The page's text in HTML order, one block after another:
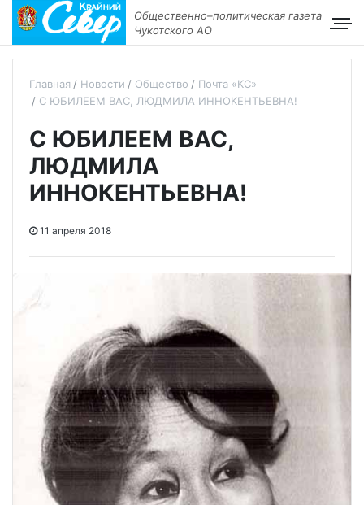
Общественно–политическая газета
Чукотского АО
Главная Новости Общество
Почта «КС»
С ЮБИЛЕЕМ ВАС, ЛЮДМИЛА ИННОКЕНТЬЕВНА!
С ЮБИЛЕЕМ ВАС,
ЛЮДМИЛА
ИННОКЕНТЬЕВНА!
11 апреля 2018